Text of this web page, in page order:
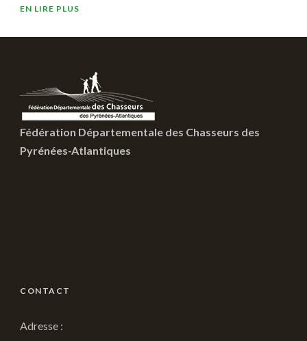
EN LIRE PLUS
Fédération Départementale des Chasseurs des
Pyrénées-Atlantiques
CONTACT
Adresse :